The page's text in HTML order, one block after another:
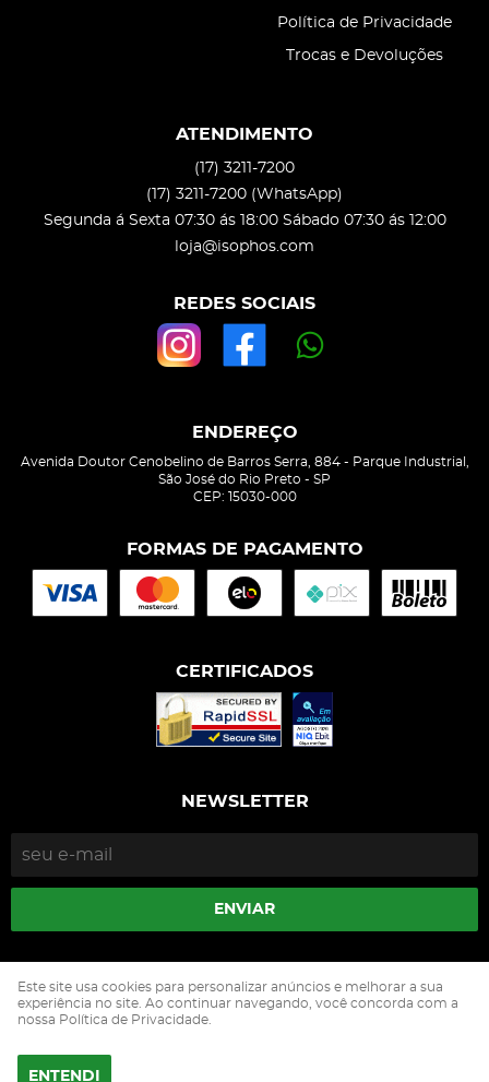
Política de Privacidade
Trocas e Devoluções
ATENDIMENTO
(17) 3211-7200
(17) 3211-7200 (WhatsApp)
Segunda á Sexta 07:30 ás 18:00 Sábado 07:30 ás 12:00
loja@isophos.com
REDES SOCIAIS
ENDEREÇO
Avenida Doutor Cenobelino de Barros Serra, 884- Parque Industrial,
São José do Rio Preto - SP
CEP: 15030-000
FORMAS DE PAGAMENTO
CERTIFICADOS
NEWSLETTER
ENVIAR
CNPJ: 05.500.229/0002-90
Este site usa cookies para personalizar anúncios e melhorar a sua
experiência no site. Ao continuar navegando, você concorda com a
nossa Política de Privacidade.
ENTENDI